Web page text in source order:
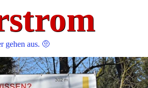
gehen aus. 🤨️